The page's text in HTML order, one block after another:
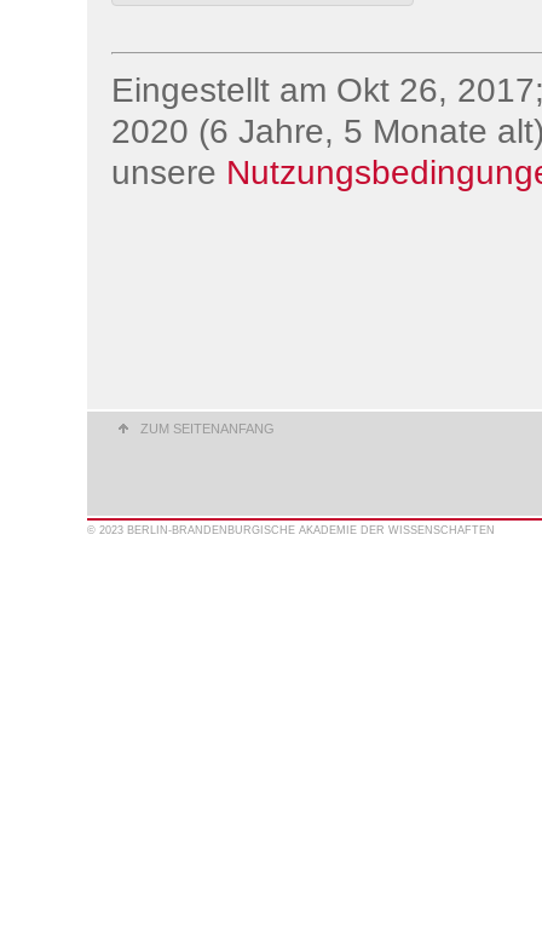
Eingestellt am Okt 26,
2020 (6 Jahre, 5 Monate
unsere
ZUM SEITENANFANG
© 2023 BERLIN-BRANDENBURGISCHE AKADEMIE DER WISSENSCHAFTEN